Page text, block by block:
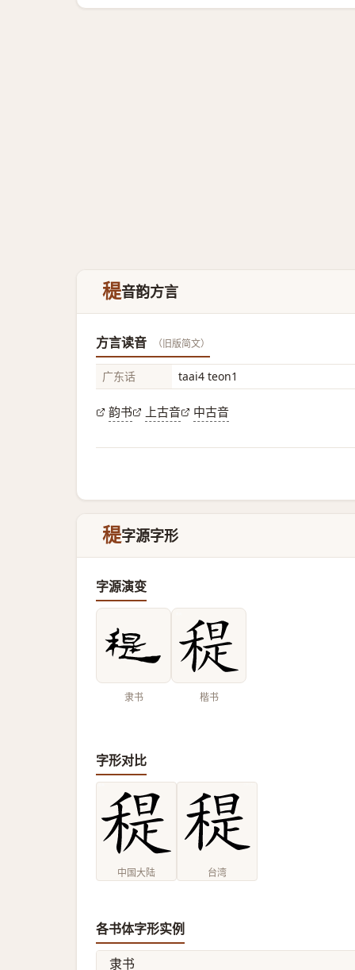
䅠音韵方言
方言读音 （旧版简文）
广东话 taai4 teon1
韵书 上古音 中古音
䅠字源字形
字源演变
隶书 楷书
字形对比
中国大陆 台湾
各书体字形实例
隶书